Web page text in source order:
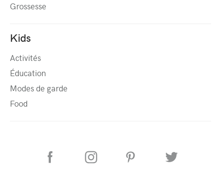
Grossesse
Kids
Activités
Éducation
Modes de garde
Food